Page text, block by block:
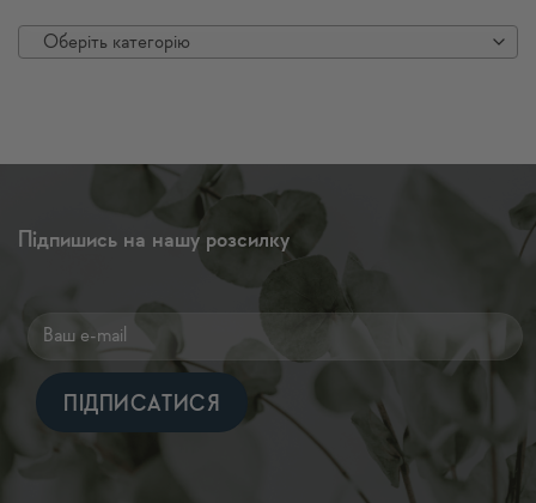
Оберіть категорію
Підпишись на нашу розсилку